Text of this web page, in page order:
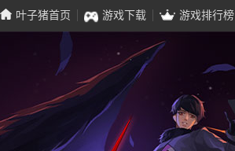
叶子猪首页 游戏下载 游戏排行榜